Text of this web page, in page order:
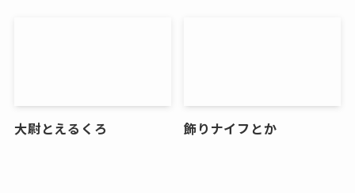
大尉とえるくろ 飾りナイフとか